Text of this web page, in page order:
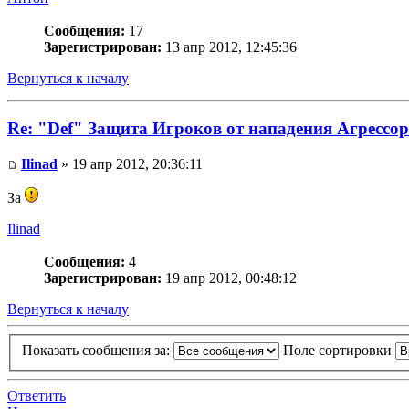
Сообщения: 17
Зарегистрирован: 13 апр 2012, 12:45:36
Вернуться к началу
Re: "Def" Защита Игроков от нападения
Ilinad » 19 апр 2012, 20:36:11
За
Ilinad
Сообщения: 4
Зарегистрирован: 19 апр 2012, 00:48:12
Вернуться к началу
Показать сообщения за: Поле сортировки
Ответить